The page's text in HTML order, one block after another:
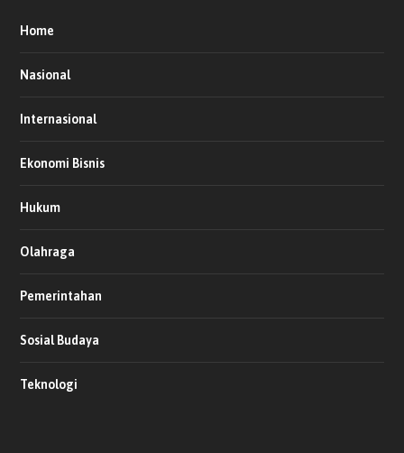
Home
Nasional
Internasional
Ekonomi Bisnis
Hukum
Olahraga
Pemerintahan
Sosial Budaya
Teknologi